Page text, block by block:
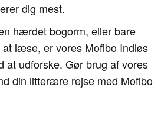
dig mest.
hærdet bogorm, eller bare
læse, er vores Mofibo Indløs
at udforske. Gør brug af vores
din litterære rejse med Mofibo